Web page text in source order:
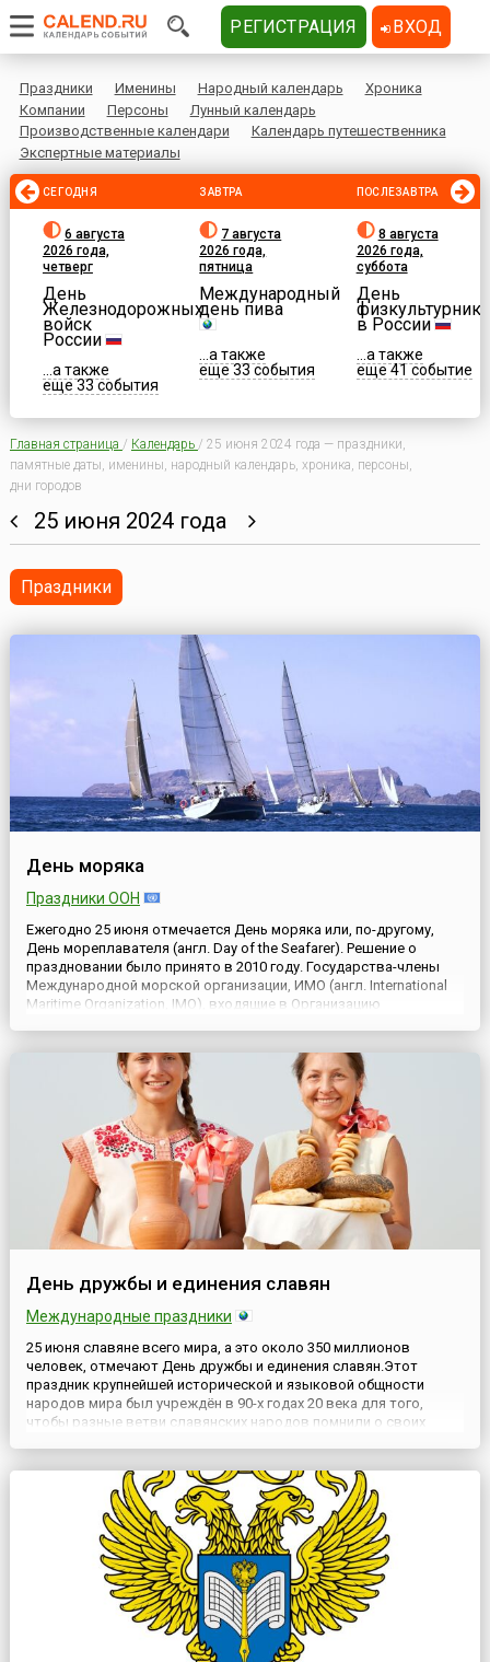
Праздники Именины Народный календарь
Хроника
Компании
Персоны
Лунный календарь
Производственные календари
Календарь путешественника
Экспертные материалы
СЕГОДНЯ
6 августа
2026 года,
четверг
День
Железнодорожных
войск
России
...а также
еще 33 события
ЗАВТРА
7 августа
2026 года,
пятница
Международный
день пива
...а также
еще 33 события
ПОСЛЕЗАВТРА
8 августа
2026 года,
суббота
День
физкультурника
в России
...а также
еще 41 событие
Главная страница / Календарь / 25 июня 2024 года — праздники,
памятные даты, именины, народный календарь, хроника, персоны,
дни городов
25 июня 2024 года
Праздники
День моряка
Праздники ООН
Ежегодно 25 июня отмечается День моряка или, по-другому,
День мореплавателя (англ. Day of the Seafarer). Решение о
праздновании было принято в 2010 году. Государства-члены
Международной морской организации, ИМО (англ. International
Maritime Organization, IMO), входящие в Организацию
учреждения эт...
День дружбы и единения славян
Международные праздники
25 июня славяне всего мира, а это около 350 миллионов
человек, отмечают День дружбы и единения славян.Этот
праздник крупнейшей исторической и языковой общности
народов мира был учреждён в 90-х годах 20 века для того,
чтобы разные ветви славянских народов помнили о своих
РЕГИСТРАЦИЯ ВХОД